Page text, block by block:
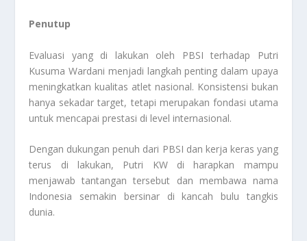
Penutup
Evaluasi yang di lakukan oleh PBSI terhadap Putri
Kusuma Wardani menjadi langkah penting dalam upaya
meningkatkan kualitas atlet nasional. Konsistensi bukan
hanya sekadar target, tetapi merupakan fondasi utama
untuk mencapai prestasi di level internasional.
Dengan dukungan penuh dari PBSI dan kerja keras yang
terus di lakukan, Putri KW di harapkan mampu
menjawab tantangan tersebut dan membawa nama
Indonesia semakin bersinar di kancah bulu tangkis
dunia.